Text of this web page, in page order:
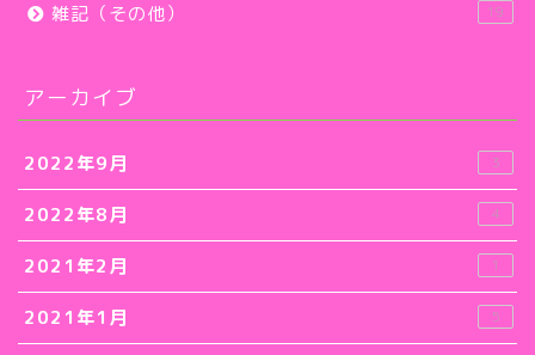
雑記（その他） 19
アーカイブ
2022年9月 3
2022年8月 4
2021年2月 1
2021年1月 5